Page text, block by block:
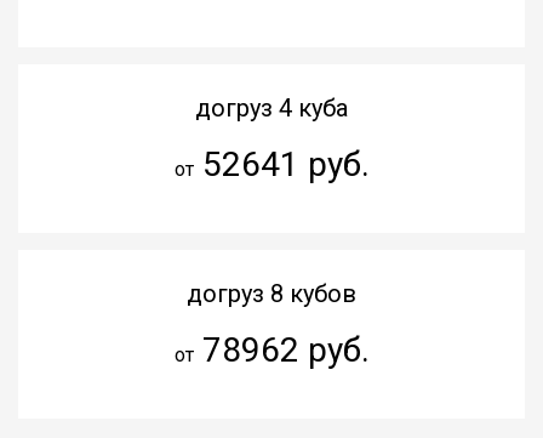
догруз 4 куба
от52641 руб.
догруз 8 кубов
от78962 руб.